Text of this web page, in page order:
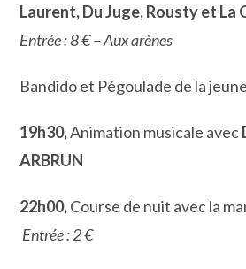
Laurent, Du Juge, Rousty et La
Entrée : 8 € – Aux arènes
Bandido et Pégoulade de la
19h30,Animation musicale avec
ARBRUN
22h00,Course de nuit avec la
Entrée : 2 €